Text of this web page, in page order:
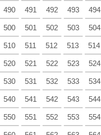
490 491 492 493 494
500 501 502 503 504
510 511 512 513 514
520 521 522 523 524
530 531 532 533 534
540 541 542 543 544
550 551 552 553 554